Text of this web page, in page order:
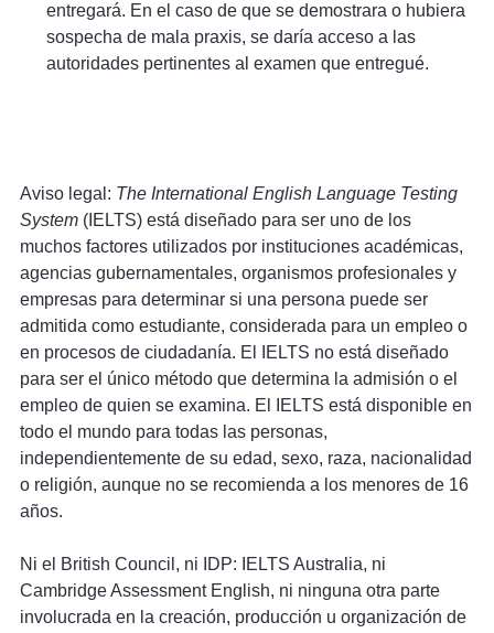
entregará. En el caso de que se demostrara o hubiera
sospecha de mala praxis, se daría acceso a las
autoridades pertinentes al examen que entregué.
Aviso legal: The International English Language Testing
System (IELTS) está diseñado para ser uno de los
muchos factores utilizados por instituciones académicas,
agencias gubernamentales, organismos profesionales y
empresas para determinar si una persona puede ser
admitida como estudiante, considerada para un empleo o
en procesos de ciudadanía. El IELTS no está diseñado
para ser el único método que determina la admisión o el
empleo de quien se examina. El IELTS está disponible en
todo el mundo para todas las personas,
independientemente de su edad, sexo, raza, nacionalidad
o religión, aunque no se recomienda a los menores de 16
años.
Ni el British Council, ni IDP: IELTS Australia, ni
Cambridge Assessment English, ni ninguna otra parte
involucrada en la creación, producción u organización de